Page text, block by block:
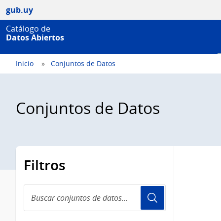
gub.uy
Catálogo de
Datos Abiertos
Inicio Conjuntos de Datos
Conjuntos de Datos
Filtros
conjuntos
de